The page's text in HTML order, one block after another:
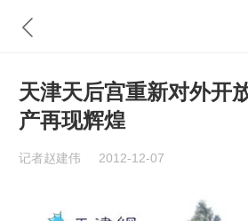
天津天后宫重新对外开
产再现辉煌
记者赵建伟 2012-12-07